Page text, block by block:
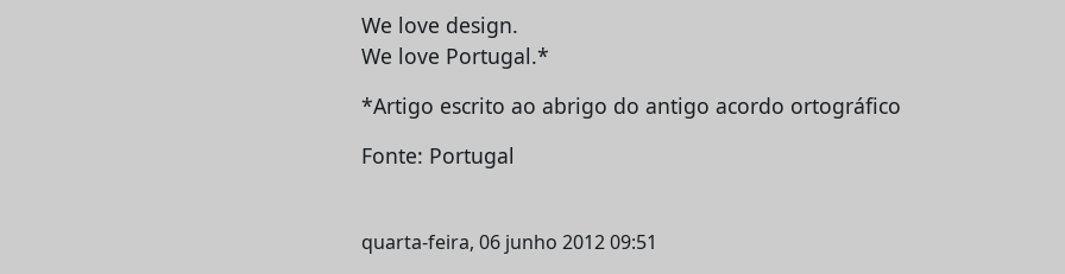
We love design.
We love Portugal.*
*Artigo escrito ao abrigo do antigo acordo ortográfico
Fonte: Portugal
quarta-feira, 06 junho 2012 09:51